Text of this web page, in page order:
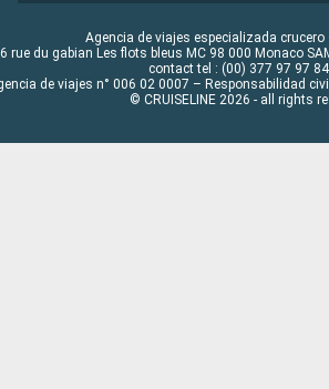
Agencia de viajes especializada crucero
rue du gabian Les flots bleus MC 98 000 Monaco
contact tel : (00) 377 97 97
de viajes n° 006 02 0007 – Responsabilidad
© CRUISELINE 2026 - all rights